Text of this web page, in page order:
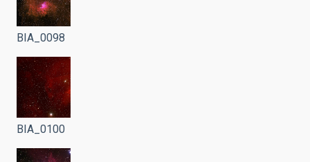
BIA_0098
BIA_0100